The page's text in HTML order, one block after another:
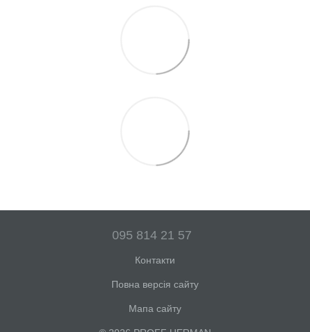
095 814 21 57
Контакти
Повна версія сайту
Мапа сайту